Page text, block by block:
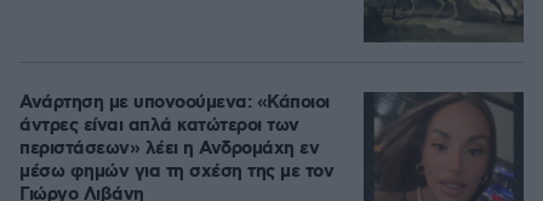
Ανάρτηση με υπονοούμενα: «Κάποιοι
άντρες είναι απλά κατώτεροι των
περιστάσεων» λέει η Ανδρομάχη εν
μέσω φημών για τη σχέση της με τον
Γιώργο Λιβάνη